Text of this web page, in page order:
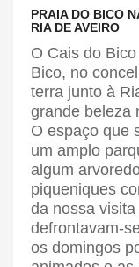
PRAIA DO BICO
RIA DE AVEIRO
O Cais do
Bico, no
terra junto à
grande beleza
O espaço que
um amplo
algum
piqueniques
da nossa
defrontavam-
os domingos